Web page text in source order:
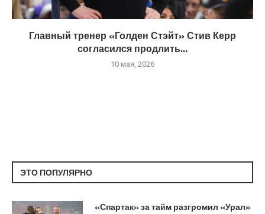
Главный тренер «Голден Стэйт» Стив Керр
согласился продлить...
10 мая, 2026
ЭТО ПОПУЛЯРНО
«Спартак» за тайм разгромил «Урал»